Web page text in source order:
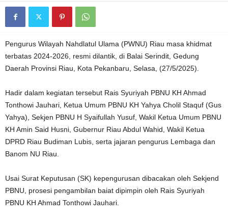
Pengurus Wilayah Nahdlatul Ulama (PWNU) Riau masa khidmat
terbatas 2024-2026, resmi dilantik, di Balai Serindit, Gedung
Daerah Provinsi Riau, Kota Pekanbaru, Selasa, (27/5/2025).
Hadir dalam kegiatan tersebut Rais Syuriyah PBNU KH Ahmad
Tonthowi Jauhari, Ketua Umum PBNU KH Yahya Cholil Staquf (Gus
Yahya), Sekjen PBNU H Syaifullah Yusuf, Wakil Ketua Umum PBNU
KH Amin Said Husni, Gubernur Riau Abdul Wahid, Wakil Ketua
DPRD Riau Budiman Lubis, serta jajaran pengurus Lembaga dan
Banom NU Riau.
Usai Surat Keputusan (SK) kepengurusan dibacakan oleh Sekjend
PBNU, prosesi pengambilan baiat dipimpin oleh Rais Syuriyah
PBNU KH Ahmad Tonthowi Jauhari.